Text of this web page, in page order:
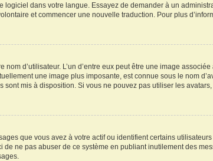
dans votre langue. Essayez de demander à un
et commencer une nouvelle traduction. Pour plus
d’utilisateur. L’un d’entre eux peut être une image
une image plus imposante, est connue sous le nom
mis à disposition. Si vous ne pouvez pas utiliser les
que vous avez à votre actif ou identifient certains
ne pas abuser de ce système en publiant inutilement des